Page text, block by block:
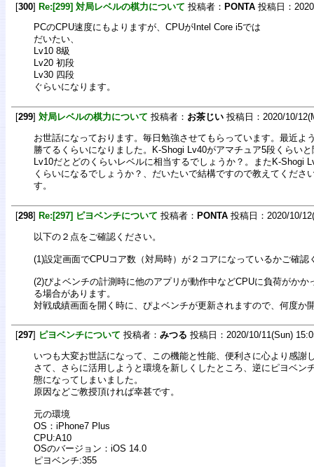
[300] Re:[299] 対局レベルの棋力について 投稿者： PONTA 投稿日：
PCのCPU速度にもよりますが、CPUがIntel Core i5では
だいたい、
Lv10 8級
Lv20 初段
Lv30 四段
ぐらいになります。
[299] 対局レベルの棋力について 投稿者： お茶じい 投稿日：2020/10/
お世話になっております。毎日勉強させてもらっています。最近よ
勝てるくらいになりました。K-Shogi Lv40がアマチュア5段くらい
Lv10だとどのくらいレベルに相当するでしょうか？。またK-Shogi
くらいになるでしょうか？、だいたいで結構ですので教えてくださ
す。
[298] Re:[297] ピヨベンチについて 投稿者： PONTA 投稿日：2020/10/
以下の２点をご確認ください。
(1)設定画面でCPUコア数（対局時）が２コアになっているかご確認
(2)ぴよベンチの計測時に他のアプリが動作中などCPUに負荷がかか
る場合があります。
対戦成績画面を開く時に、ぴよベンチが更新されますので、何度か
[297] ピヨベンチについて 投稿者： みつる 投稿日：2020/10/11(Sun)
いつも大変お世話になって、この機能と性能、便利さに心より感謝
さて、さらに活用しようと環境を新しくしたところ、逆にピヨベン
態になってしまいました。
原因などご教授頂ければ幸甚です。
元の環境
OS：iPhone7 Plus
CPU:A10
OSのバージョン：iOS 14.0
ピヨベンチ:355